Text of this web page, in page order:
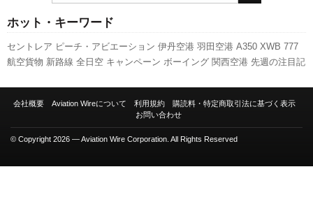
ホット・キーワード
セントレア ピーチ・アビエーション 伊丹空港 羽田空港 A350 XWB 777
航空貨物 新路線 全日空 キャンペーン ボーイング 関西空港 先週の注目記
日本航空
エアバス 新千歳空港 人事 スカイマーク 発着回数 国交省航空局
会社概要 Aviation Wireについて 利用規約
購読料・特定商取引法に基づく表示
お問い合わせ
© Copyright 2026 — Aviation Wire Corporation. All Rights Reserved